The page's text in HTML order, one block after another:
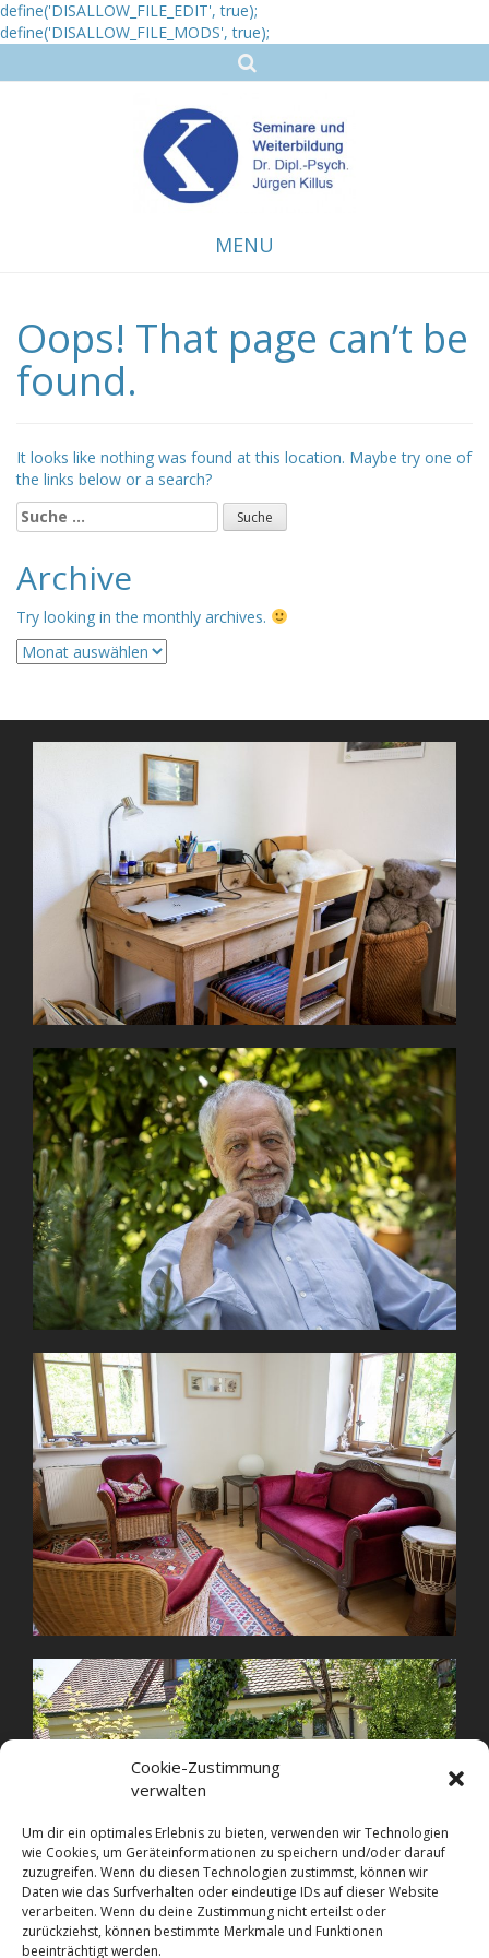
Cookie-Zustimmung
verwalten
Um dir ein optimales Erlebnis zu bieten, verwenden wir Technologien
wie Cookies, um Geräteinformationen zu speichern und/oder darauf
zuzugreifen. Wenn du diesen Technologien zustimmst, können wir
Daten wie das Surfverhalten oder eindeutige IDs auf dieser Website
verarbeiten. Wenn du deine Zustimmung nicht erteilst oder
zurückziehst, können bestimmte Merkmale und Funktionen
beeinträchtigt werden.
define('DISALLOW_FILE_EDIT', true);
define('DISALLOW_FILE_MODS', true);
MENU
to
content
Oops! That page can’t be
found.
It looks like nothing was found at this location. Maybe try one of
the links below or a search?
Suche
nach:
Archive
Try looking in the monthly archives.
Archive